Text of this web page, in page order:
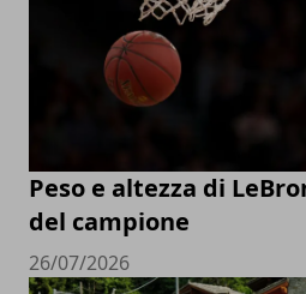
Peso e altezza di
del campione
26/07/2026